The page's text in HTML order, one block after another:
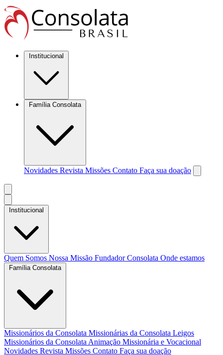
Institucional
Família Consolata
Novidades Revista Missões Contato Faça sua doação
Institucional
Quem Somos Nossa Missão FundadorConsolata Onde estamos
Família Consolata
Missionários da Consolata Missionárias da Consolata Leigos
Missionários da Consolata Animação Missionária e Vocacional
Novidades Revista Missões Contato Faça sua doação